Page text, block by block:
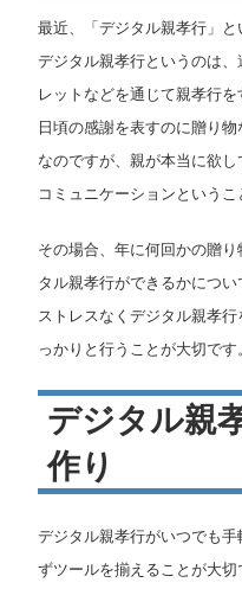
最近、「デジタル親孝行」と
デジタル親孝行というのは
レットなどを通じて親孝行を
日頃の感謝を表すのに贈り
なのですが、親が本当に欲
コミュニケーションというこ
その場合、年に何回かの贈
タル親孝行ができるかについ
ストレスなくデジタル親孝
っかりと行うことが大切です。
デジタル親
作り
デジタル親孝行がいつでも
ずツールを揃えることが大切